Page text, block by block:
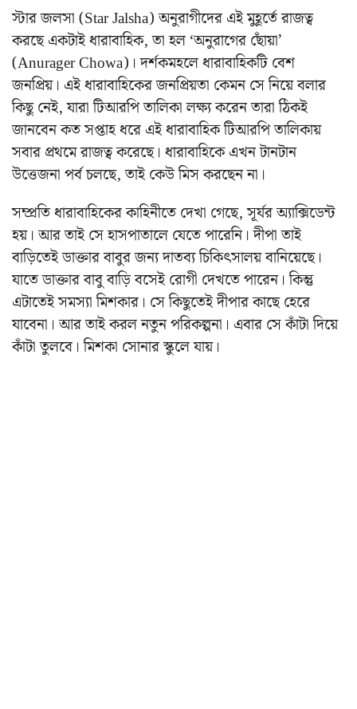
স্টার জলসা (Star Jalsha) অনুরাগীদের এই মুহূর্তে রাজত্ব
করছে একটাই ধারাবাহিক, তা হল ‘অনুরাগের ছোঁয়া’
(Anurager Chowa)। দর্শকমহলে ধারাবাহিকটি বেশ
জনপ্রিয়। এই ধারাবাহিকের জনপ্রিয়তা কেমন সে নিয়ে বলার
কিছু নেই, যারা টিআরপি তালিকা লক্ষ্য করেন তারা ঠিকই
জানবেন কত সপ্তাহ ধরে এই ধারাবাহিক টিআরপি তালিকায়
সবার প্রথমে রাজত্ব করেছে। ধারাবাহিকে এখন টানটান
উত্তেজনা পর্ব চলছে, তাই কেউ মিস করছেন না।
সম্প্রতি ধারাবাহিকের কাহিনীতে দেখা গেছে, সূর্যর অ্যাক্সিডেন্ট
হয়। আর তাই সে হাসপাতালে যেতে পারেনি। দীপা তাই
বাড়িতেই ডাক্তার বাবুর জন্য দাতব্য চিকিৎসালয় বানিয়েছে।
যাতে ডাক্তার বাবু বাড়ি বসেই রোগী দেখতে পারেন। কিন্তু
এটাতেই সমস্যা মিশকার। সে কিছুতেই দীপার কাছে হেরে
যাবেনা। আর তাই করল নতুন পরিকল্পনা। এবার সে কাঁটা দিয়ে
কাঁটা তুলবে। মিশকা সোনার স্কুলে যায়।